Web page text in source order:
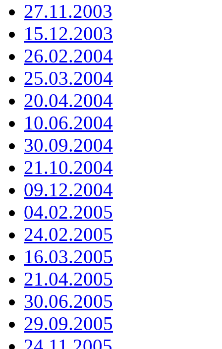
27.11.2003
15.12.2003
26.02.2004
25.03.2004
20.04.2004
10.06.2004
30.09.2004
21.10.2004
09.12.2004
04.02.2005
24.02.2005
16.03.2005
21.04.2005
30.06.2005
29.09.2005